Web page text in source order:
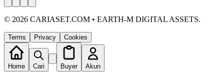
© 2026 CARIASET.COM • EARTH-M DIGITAL ASSETS.
Terms Privacy Cookies
Home Cari Buyer Akun